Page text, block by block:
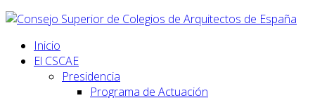
Inicio
El CSCAE
Presidencia
Programa de Actuación